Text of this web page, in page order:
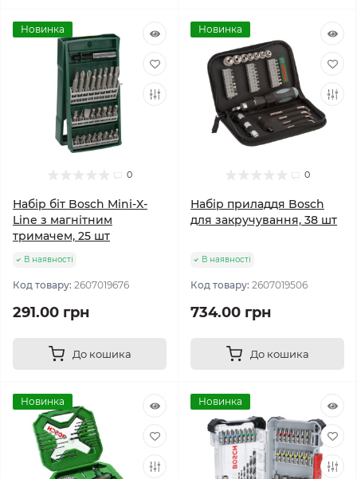
Новинка
0
Набір біт Bosch Mini-X-
Line з магнітним
тримачем, 25 шт
В наявності
Код товару: 2607019676
291.00 грн
До кошика
Новинка
0
Набір приладдя Bosch
для закручування, 38 шт
В наявності
Код товару: 2607019506
734.00 грн
До кошика
Новинка Новинка